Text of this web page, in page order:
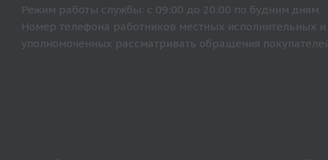
Режим работы службы: с 09:00 до 20:00 по будним дням.
Номер телефона работников местных исполнительных
уполномоченных рассматривать обращения